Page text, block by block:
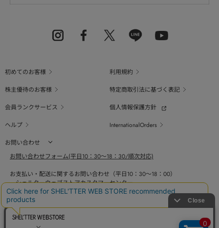
初めてのお客様
利用規約
株主優待のお客様
特定商取引法に基づく表記
会員ランクサービス
個人情報保護方針
ヘルプ
InternationalOrders
お問い合わせ
お問い合わせフォーム(平日10：30～18：30/順次対応)
お支払い・配送に関するお問い合わせ（平日10：30～18：00）
シェルターウェブストアカスタマーセンター
0800-123-6820
商品の素材、サイズ、仕様等に関するお問い合せ（平日10：30～18：00）
バロックジャパンリミテッドコールセンター
03-6730-9191